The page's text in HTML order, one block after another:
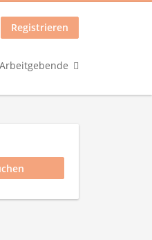
Registrieren